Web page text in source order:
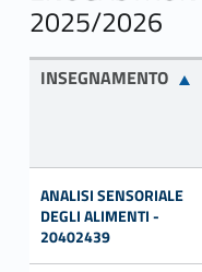
2025/2026
INSEGNAMENTO
ANALISI SENSORIALE
DEGLI ALIMENTI -
20402439